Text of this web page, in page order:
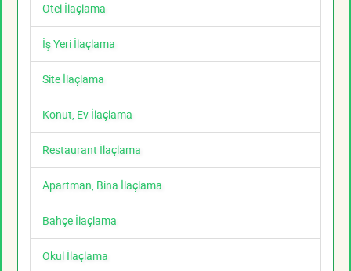
Otel İlaçlama
İş Yeri İlaçlama
Site İlaçlama
Konut, Ev İlaçlama
Restaurant İlaçlama
Apartman, Bina İlaçlama
Bahçe İlaçlama
Okul İlaçlama